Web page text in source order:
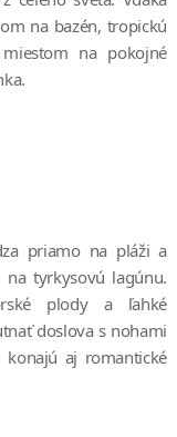
na bazén, tropickú
na pokojné
priamo na pláži a
tyrkysovú lagúnu.
plody a ľahké
doslova s nohami
konajú aj romantické